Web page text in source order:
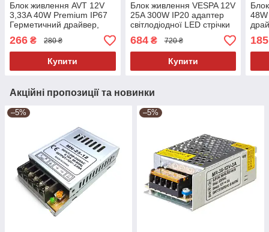
Блок живлення AVT 12V
3,33A 40W Premium IP67
Герметичний драйвер,
адаптер, для світлодіодної
LED стрічки
266 ₴ 280 ₴
Купити
Блок живлення VESPA 12V
25A 300W IP20 адаптер
світлодіодної LED стрічки
684₴ 720 ₴
Купити
Акційні пропозиції та новинки
–5% –5%